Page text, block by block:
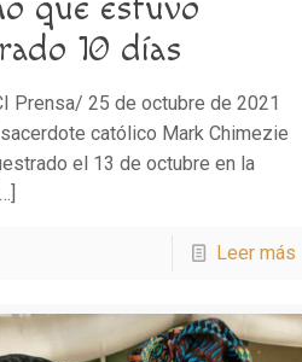
10 días
Prensa/ 25 de octubre de 2021
católico Mark Chimezie
el 13 de octubre en la
Leer más